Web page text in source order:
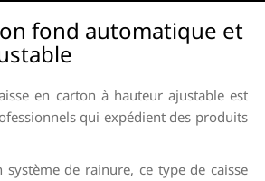
fond automatique et
en carton à hauteur ajustable est
qui expédient des produits
système de rainure, ce type de caisse